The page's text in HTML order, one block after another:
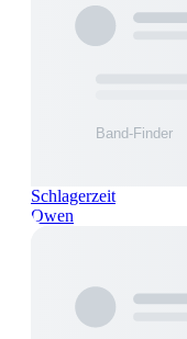
Schlagerzeit
Owen